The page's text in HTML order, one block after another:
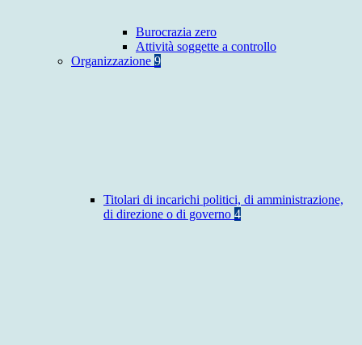
Burocrazia zero
Attività soggette a controllo
Organizzazione 9
Titolari di incarichi politici, di amministrazione,
di direzione o di governo 4